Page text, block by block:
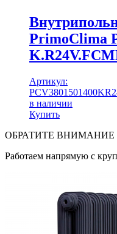
PrimoClima
Артикул:
в наличии
Купить
ОБРАТИТЕ
Работаем напрямую с